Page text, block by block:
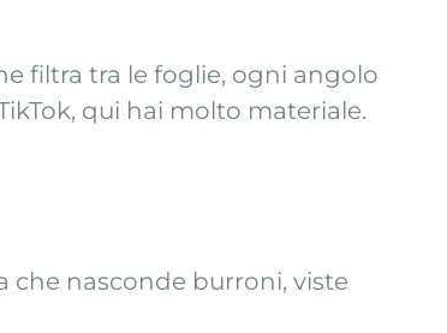
filtra tra le foglie, ogni angolo
qui hai molto materiale.
che nasconde burroni, viste